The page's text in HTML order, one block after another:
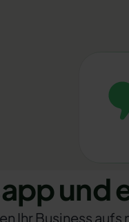
und
Ihr Business aufs